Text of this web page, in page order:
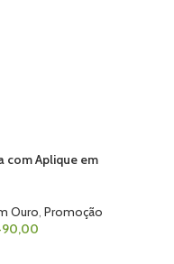
com Aplique em
Ouro,Promoção